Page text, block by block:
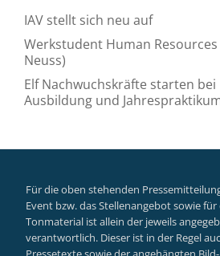
IAV stellt sich neu auf
Werkstudent Human
Neuss)
Elf Nachwuchskräfte starten bei
Ausbildung und
Für die oben stehenden
Event bzw. das Stellenangebot sowie
Tonmaterial ist allein der jeweils
verantwortlich. Dieser ist in der Regel